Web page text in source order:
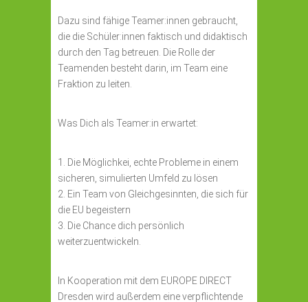
Dazu sind fähige Teamer:innen gebraucht,
die die Schüler:innen faktisch und didaktisch
durch den Tag betreuen. Die Rolle der
Teamenden besteht darin, im Team eine
Fraktion zu leiten.
Was Dich als Teamer:in erwartet:
1. Die Möglichkei, echte Probleme in einem
sicheren, simulierten Umfeld zu lösen
2. Ein Team von Gleichgesinnten, die sich für
die EU begeistern
3. Die Chance dich persönlich
weiterzuentwickeln.
In Kooperation mit dem EUROPE DIRECT
Dresden wird außerdem eine verpflichtende